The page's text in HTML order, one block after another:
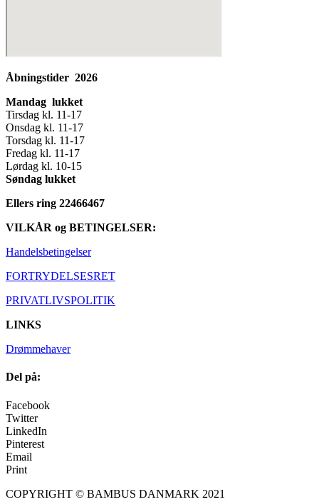
Åbningstider 2026
Mandag lukket
Tirsdag kl. 11-17
Onsdag kl. 11-17
Torsdag kl. 11-17
Fredag kl. 11-17
Lørdag kl. 10-15
Søndag lukket
Ellers ring 22466467
VILKÅR og BETINGELSER:
Handelsbetingelser
FORTRYDELSESRET
PRIVATLIVSPOLITIK
LINKS
Drømmehaver
Del på:
Facebook
Twitter
LinkedIn
Pinterest
Email
Print
COPYRIGHT © BAMBUS DANMARK 2021